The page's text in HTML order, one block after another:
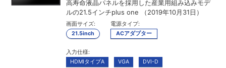
高寿命液晶パネルを採用した産業用組み込みモデ
ルの21.5インチplus one （2019年10月31日）
画面サイズ:
21.5inch
電源タイプ:
ACアダプター
入力仕様:
HDMIタイプA
VGA DVI-D